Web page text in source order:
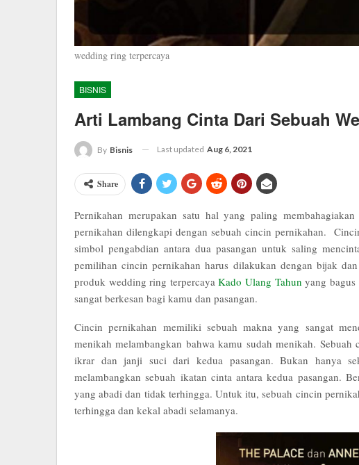
wedding ring terpercaya
BISNIS
Arti Lambang Cinta Dari Sebuah
By Bisnis Last updated Aug 6, 2021
Share
Pernikahan merupakan satu hal yang paling
pernikahan dilengkapi dengan sebuah cincin pernikahan.
simbol pengabdian antara dua pasangan untuk saling
pemilihan cincin pernikahan harus dilakukan dengan bijak
produk wedding ring terpercayaKado Ulang Tahun yang
sangat berkesan bagi kamu dan pasangan.
Cincin pernikahan memiliki sebuah makna yang sangat
menikah melambangkan bahwa kamu sudah menikah.
ikrar dan janji suci dari kedua pasangan. Bukan hanya
melambangkan sebuah ikatan cinta antara kedua pasangan.
yang abadi dan tidak terhingga. Untuk itu, sebuah cincin
terhingga dan kekal abadi selamanya.